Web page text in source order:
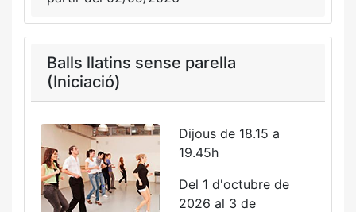
Balls llatins sense parella
(Iniciació)
Dijous de 18.15 a
19.45h
Del 1 d'octubre de
2026 al 3 de